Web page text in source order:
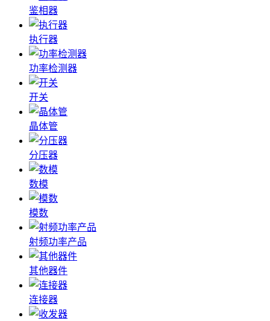
鉴相器
执行器
功率检测器
开关
晶体管
分压器
数模
模数
射频功率产品
其他器件
连接器